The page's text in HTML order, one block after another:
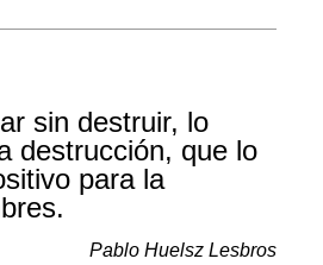
sin destruir, lo
destrucción, que lo
para la
Pablo Huelsz Lesbros